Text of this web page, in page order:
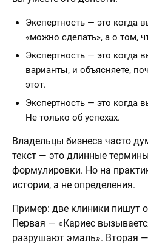
Экспертность — это когда
«можно сделать», а о том,
Экспертность — это когда
варианты, и объясняете,
этот.
Экспертность — это когда
Не только об успехах.
Владельцы бизнеса часто
текст — это длинные
формулировки. Но на
истории, а не определения.
Пример: две клиники пишут
Первая — «Кариес
разрушают эмаль». Вторая